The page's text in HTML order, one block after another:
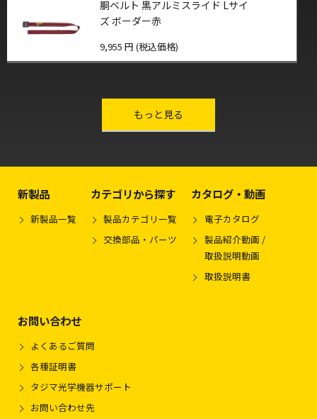
胴ベルト 黒アルミスライド Lサイ
ズ ボーダー赤
9,955 円 (税込価格)
もっと見る
新製品
新製品一覧
カテゴリから探す
製品カテゴリ一覧
交換部品・パーツ
カタログ・動画
電子カタログ
製品紹介動画 /
取扱説明動画
取扱説明書
お問い合わせ
よくあるご質問
各種証明書
タジマ光学機器サポート
お問い合わせ先